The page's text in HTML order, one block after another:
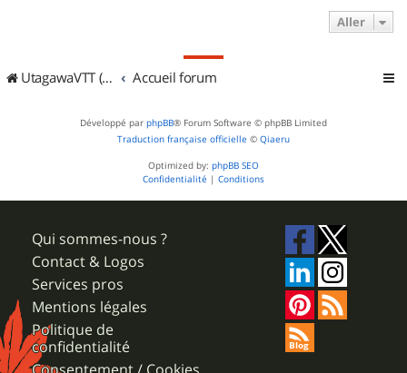
Aller
UtagawaVTT (Randos VTT et VTTAE avec traces GPS) Accueil forum
Développé par phpBB® Forum Software © phpBB Limited
Traduction française officielle © Qiaeru
Optimized by: phpBB SEO
Confidentialité | Conditions
Qui sommes-nous ?
Contact & Logos
Services pros
Mentions légales
Politique de
confidentialité